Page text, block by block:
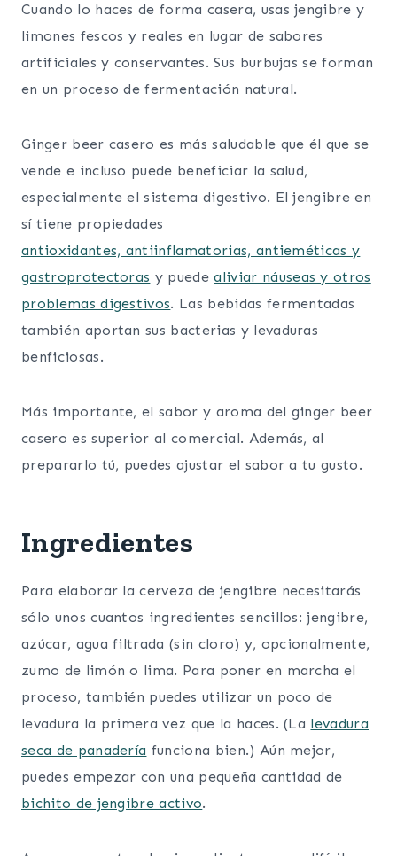
Cuando lo haces de forma casera, usas jengibre y
limones fescos y reales en lugar de sabores
artificiales y conservantes. Sus burbujas se forman
en un proceso de fermentación natural.
Ginger beer casero es más saludable que él que se
vende e incluso puede beneficiar la salud,
especialmente el sistema digestivo. El jengibre en
sí tiene propiedades
antioxidantes, antiinflamatorias, antieméticas y
gastroprotectoras y puedealiviar náuseas y otros
problemas digestivos. Las bebidas fermentadas
también aportan sus bacterias y levaduras
benficiosas.
Más importante, el sabor y aroma del ginger beer
casero es superior al comercial. Además, al
prepararlo tú, puedes ajustar el sabor a tu gusto.
Ingredientes
Para elaborar la cerveza de jengibre necesitarás
sólo unos cuantos ingredientes sencillos: jengibre,
azúcar, agua filtrada (sin cloro) y, opcionalmente,
zumo de limón o lima. Para poner en marcha el
proceso, también puedes utilizar un poco de
levadura la primera vez que la haces. (La levadura
seca de panadería funciona bien.) Aún mejor,
puedes empezar con una pequeña cantidad de
bichito de jengibre activo.